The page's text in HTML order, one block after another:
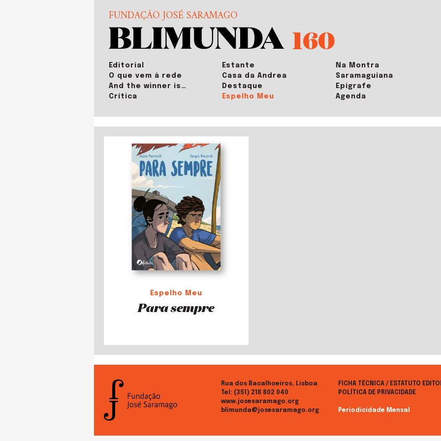
FUNDAÇÃO JOSÉ SARAMAGO
160
Editorial
O que vem à rede
And the winner is…
Crítica
Estante
Casa da Andrea
Destaque
Espelho Meu
Na Montra
Saramaguiana
Epígrafe
Agenda
Espelho Meu
Para sempre
Rua dos Bacalhoeiros, Lisboa
Tel: (351) 218 802 040
www.josesaramago.org
blimunda@josesaramago.org
FICHA TÉCNICA / ESTATUTO
POLÍTICA DE PRIVACIDADE
Periodicidade Mensal